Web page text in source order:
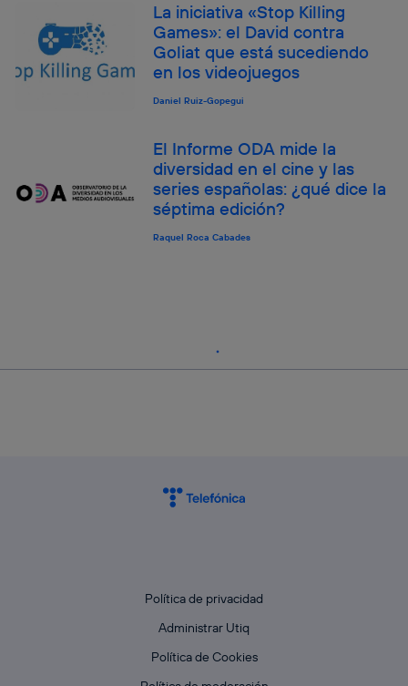
La iniciativa «Stop Killing
Games»: el David contra
Goliat que está sucediendo
en los videojuegos
Daniel Ruiz-Gopegui
El Informe ODA mide la
diversidad en el cine y las
series españolas: ¿qué dice la
séptima edición?
Raquel Roca Cabades
Política de privacidad
Administrar Utiq
Política de Cookies